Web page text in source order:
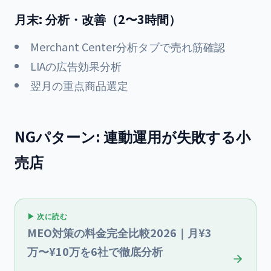
月末: 分析・改善（2〜3時間）
Merchant Center分析タブで売れ筋確認
LIAの広告効果分析
翌月の重点商品選定
NGパターン: 連動運用が失敗する小
売店
▶ 次に読む
MEO対策の料金完全比較2026｜月¥3
万〜¥10万を6社で徹底分析